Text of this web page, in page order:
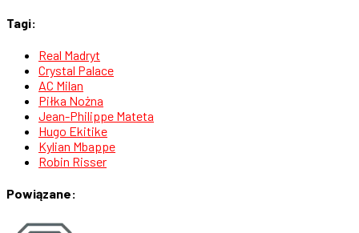
Tagi:
Real Madryt
Crystal Palace
AC Milan
Piłka Nożna
Jean-Philippe Mateta
Hugo Ekitike
Kylian Mbappe
Robin Risser
Powiązane: